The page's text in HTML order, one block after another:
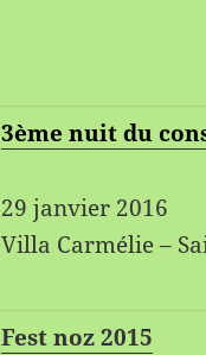
3ème nuit du
29 janvier 2016
Villa Carmélie –
Fest noz 2015